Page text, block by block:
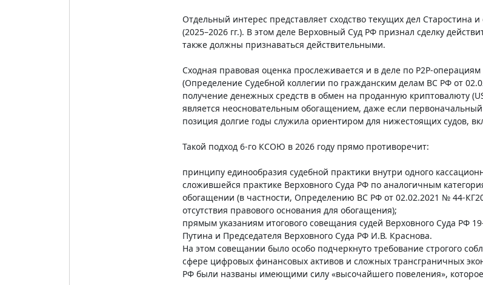
Отдельный интерес представляет сходство текущих дел
(2025–2026 гг.). В этом деле Верховный Суд РФ признал сделку
также должны признаваться действительными.
Сходная правовая оценка прослеживается и в деле по P2P-
(Определение Судебной коллегии по гражданским делам ВС РФ от
получение денежных средств в обмен на проданную криптовалюту
является неосновательным обогащением, даже если
позиция долгие годы служила ориентиром для нижестоящих судов,
Такой подход 6-го КСОЮ в 2026 году прямо противоречит:
принципу единообразия судебной практики внутри одного
сложившейся практике Верховного Суда РФ по аналогичным
обогащении (в частности, Определению ВС РФ от 02.02.2021 № 44-
отсутствия правового основания для обогащения);
прямым указаниям итогового совещания судей Верховного Суда РФ
Путина и Председателя Верховного Суда РФ И.В. Краснова.
На этом совещании было особо подчеркнуто требование строгого
сфере цифровых финансовых активов и сложных трансграничных
РФ были названы имеющими силу «высочайшего повеления»,